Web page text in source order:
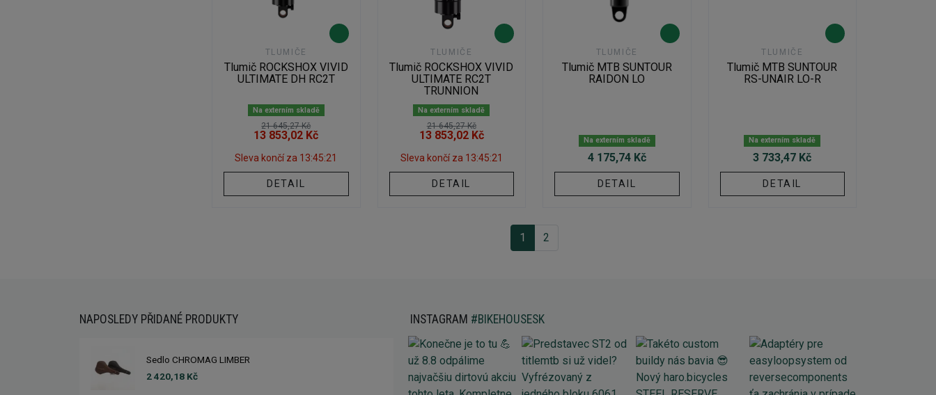
TLUMIČE
Tlumič ROCKSHOX VIVID
ULTIMATE DH RC2T
Na externím skladě
21 645,27 Kč
13 853,02 Kč
Sleva končí za 13:45:20
DETAIL
TLUMIČE
Tlumič ROCKSHOX VIVID
ULTIMATE RC2T
TRUNNION
Na externím skladě
21 645,27 Kč
13 853,02 Kč
Sleva končí za 13:45:20
DETAIL
TLUMIČE
Tlumič MTB SUNTOUR
RAIDON LO
Na externím skladě
4 175,74 Kč
DETAIL
TLUMIČE
Tlumič MTB SUNTOUR
RS-UNAIR LO-R
Na externím skladě
3 733,47 Kč
DETAIL
1 2
NAPOSLEDY PŘIDANÉ PRODUKTY
Sedlo CHROMAG LIMBER
2 420,18 Kč
INSTAGRAM #BIKEHOUSESK